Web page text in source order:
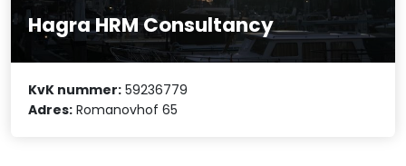
Hagra HRM Consultancy
KvK nummer: 59236779
Adres: Romanovhof 65